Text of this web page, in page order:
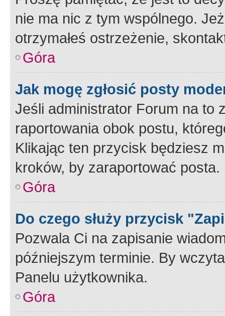
nie ma nic z tym wspólnego.
otrzymałeś ostrzeżenie,
Góra
Jak mogę zgłosić posty
Jeśli administrator Forum na to
raportowania obok postu,
Klikając ten przycisk będziesz
kroków, by zaraportować posta.
Góra
Do czego służy przycisk
Pozwala Ci na zapisanie
późniejszym terminie. By
Panelu użytkownika.
Góra